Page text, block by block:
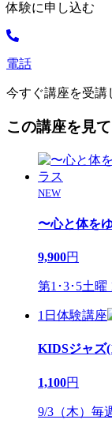
体験に申し込む
電話
今すぐ講座を受講
この講座を見
NEW
〜心と体を
9,900円
第1･3･5土曜
1日体験講座
KIDSジャズ
1,100円
9/3（木）毎